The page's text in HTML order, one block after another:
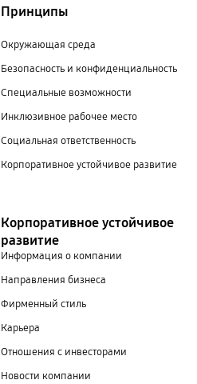
Принципы
Окружающая среда
Безопасность и конфиденциальность
Специальные возможности
Инклюзивное рабочее место
Социальная ответственность
Корпоративное устойчивое развитие
Корпоративное устойчивое
развитие
Информация о компании
Направления бизнеса
Фирменный стиль
Карьера
Отношения с инвесторами
Новости компании